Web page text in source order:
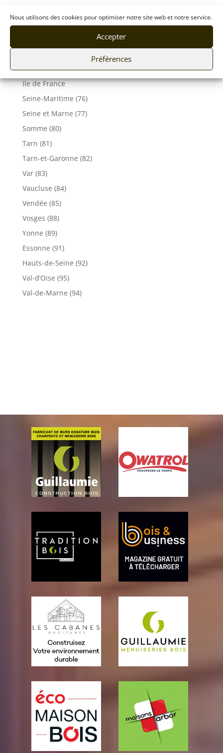
Nous utilisons des cookies pour optimiser notre site web et notre service.
Accepter
Préférences
Rhône (69)
Haute-Savoie (74)
Ile de France
Seine-Maritime (76)
Seine et Marne (77)
Somme (80)
Tarn (81)
Tarn-et-Garonne (82)
Var (83)
Vaucluse (84)
Vendée (85)
Vosges (88)
Yonne (89)
Essonne (91)
Hauts-de-Seine (92)
Val-d’Oise (95)
Val-de-Marne (94)